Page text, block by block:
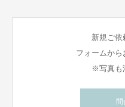
新規ご依
フォームから
※写真も